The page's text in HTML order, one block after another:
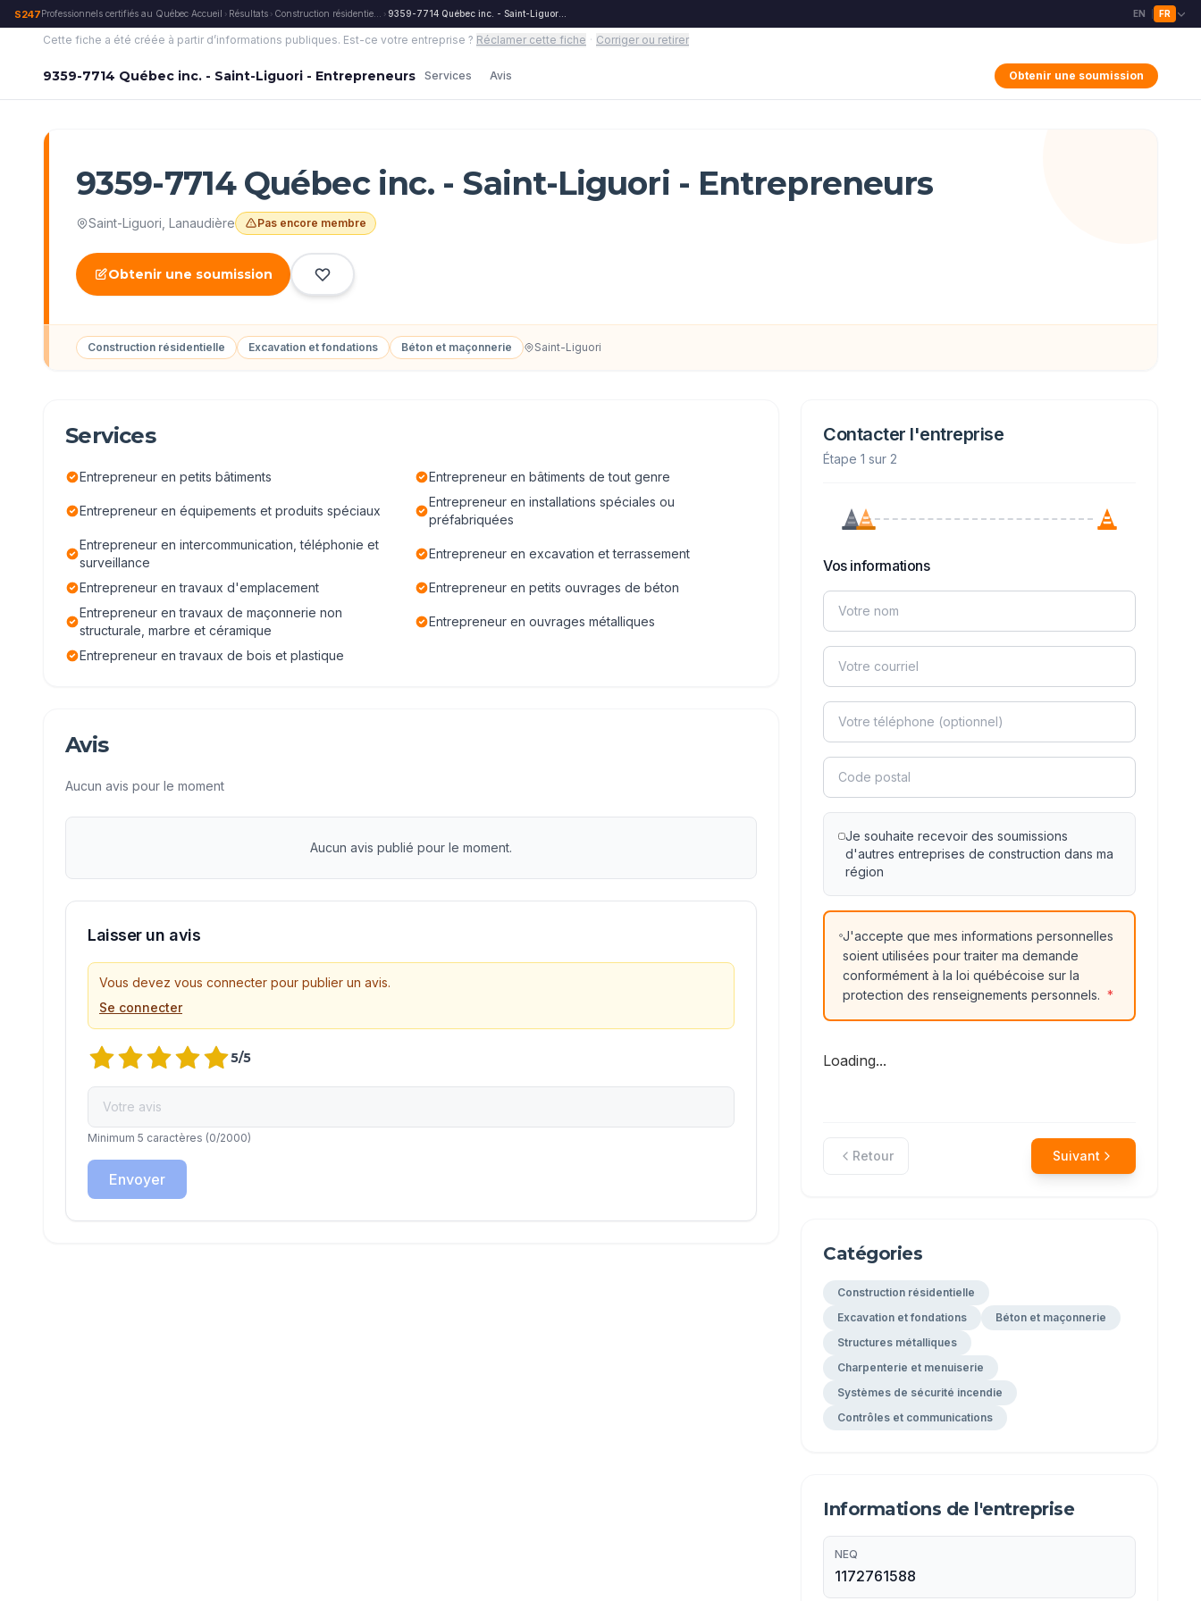
S247Professionnels certifiés au Québec·Accueil › Résultats › Construction résidentielle › 9359-7714 Québec inc. - Saint-Liguori - Entrepreneurs EN FR
Cette fiche a été créée à partir d’informations publiques. Est-ce votre entreprise ? Réclamer cette fiche · Corriger ou retirer
9359-7714 Québec inc. - Saint-Liguori - Entrepreneurs Services Avis Obtenir une soumission
9359-7714 Québec inc. - Saint-Liguori - Entrepreneurs
Saint-Liguori Lanaudière Pas encore membre
Obtenir une soumission
Construction résidentielle Excavation et fondations Béton et maçonnerie Saint-Liguori
Services
Entrepreneur en petits bâtiments Entrepreneur en bâtiments de tout genre
Entrepreneur en équipements et produits spéciaux
Entrepreneur en installations spéciales ou
préfabriquées
Entrepreneur en intercommunication, téléphonie et
surveillance
Entrepreneur en excavation et terrassement
Entrepreneur en travaux d'emplacement
Entrepreneur en petits ouvrages de béton
Entrepreneur en travaux de maçonnerie non
structurale, marbre et céramique
Entrepreneur en ouvrages métalliques
Entrepreneur en travaux de bois et plastique
Avis
Aucun avis pour le moment
Aucun avis publié pour le moment.
Laisser un avis
Vous devez vous connecter pour publier un avis.
Se connecter
5/5
Minimum 5 caractères (0/2000)
Envoyer
Contacter l'entreprise
Étape 1 sur 2
Vos informations
Je souhaite recevoir des soumissions
d'autres entreprises de construction dans ma
région
J'accepte que mes informations personnelles
soient utilisées pour traiter ma demande
conformément à la loi québécoise sur la
protection des renseignements personnels. *
Loading...
Retour Suivant
Catégories
Construction résidentielle
Excavation et fondations
Béton et maçonnerie
Structures métalliques
Charpenterie et menuiserie
Systèmes de sécurité incendie
Contrôles et communications
Informations de l'entreprise
NEQ
1172761588